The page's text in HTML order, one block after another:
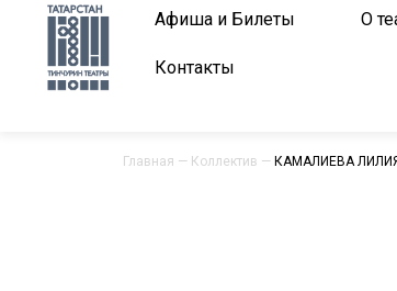
Афиша и Билеты О
Контакты
Главная — Коллектив — КАМАЛИЕВА